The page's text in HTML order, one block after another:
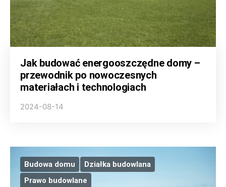
Jak budować energooszczędne domy –
przewodnik po nowoczesnych
materiałach i technologiach
2024-08-14
Budowa domu
Działka budowlana
Prawo budowlane